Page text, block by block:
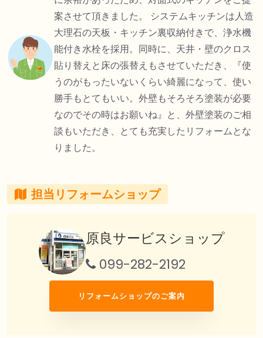
案させて頂きました。 システムキッチンは人造
大理石の天板・キッチン裏収納付きで、浄水機
能付き水栓を採用。同時に、天井・壁のクロス
貼り替えと床の張替えもさせていただき、『使
うのがもったいないくらい綺麗になって、使い
勝手もとてもいい。外壁もそろそろ塗装が必要
なのでその時はお願いね』と、外壁塗装のご相
談もいただき、とても充実したリフォームとな
りました。
担当リフォームショップ
原良サービスショップ
099-282-2192
リフォームショップのご案内